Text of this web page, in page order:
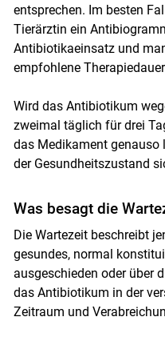
entsprechen. Im besten
Tierärztin ein
Antibiotikaeinsatz und
empfohlene
Wird das Antibiotikum
zweimal täglich für drei
das Medikament genauso
der Gesundheitszustand
Was besagt die
Die Wartezeit beschreibt
gesundes, normal
ausgeschieden oder über
das Antibiotikum in der
Zeitraum und